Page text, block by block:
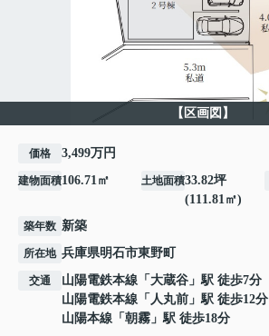
【区画図】
価格 3,499万円
建物面積106.71㎡ 土地面積33.82坪
(111.81㎡)
築年数 新築
所在地 兵庫県明石市東野町
交通 山陽電鉄本線 「 大蔵谷 」駅 徒歩7分
山陽電鉄本線 「 人丸前 」駅 徒歩12分
山陽本線 「 朝霧 」駅 徒歩18分